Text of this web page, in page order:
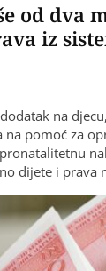
od dva
iz
na
na pomoć za
dijete i prava